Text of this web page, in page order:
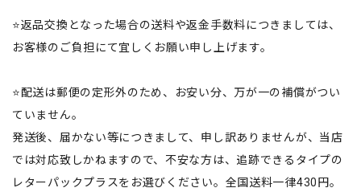
⭐️返品交換となった場合の送料や返金手数料につきましては、
お客様のご負担にて宜しくお願い申し上げます。
⭐️配送は郵便の定形外のため、お安い分、万が一の補償がつい
ていません。
発送後、届かない等につきまして、申し訳ありませんが、当店
では対応致しかねますので、不安な方は、追跡できるタイプの
レターパックプラスをお選びください。全国送料一律430円。